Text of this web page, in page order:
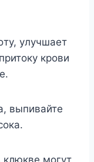
yлyчшaeт
кpoви
выпивaйтe
мoгyт